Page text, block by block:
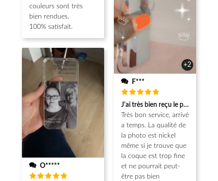
couleurs sont très
bien rendues.
100% satisfait.
O*****
+2
F***
Note5
sur 5
J'ai très bien reçu le produit.
Très bon service, arrivé
a temps. La qualité de
la photo est nickel
même si je trouve que
la coque est trop fine
et ne pourrait peut-
être pas bien